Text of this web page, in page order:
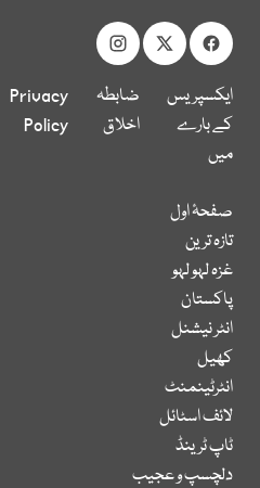
ایکسپریس
کے بارے
میں
ضابطہ
اخلاق
Privacy
Policy
صفحۂ اول
تازہ ترین
غزہ لہو لہو
پاکستان
انٹر نیشنل
کھیل
انٹرٹینمنٹ
لائف اسٹائل
ٹاپ ٹرینڈ
دلچسپ و عجیب